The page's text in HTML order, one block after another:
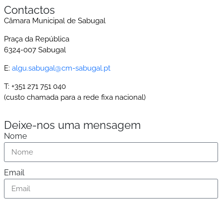
Contactos
Câmara Municipal de Sabugal
Praça da República
6324-007 Sabugal
E: algu.sabugal@cm-sabugal.pt
T: +351 271 751 040
(custo chamada para a rede ﬁxa nacional)
Deixe-nos uma mensagem
Nome
Email